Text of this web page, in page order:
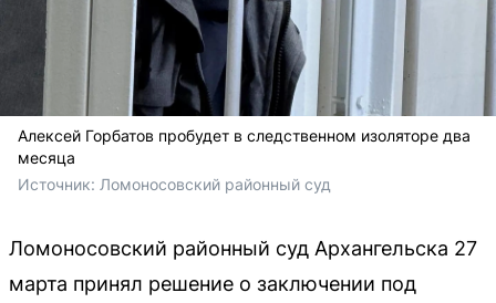
Алексей Горбатов пробудет в следственном изоляторе два
месяца
Источник: Ломоносовский районный суд
Ломоносовский районный суд Архангельска 27
марта принял решение о заключении под